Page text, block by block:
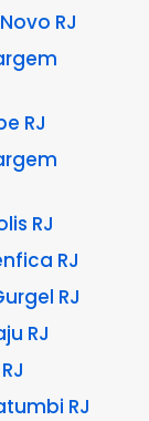
RJ
RJ
RJ
RJ
RJ
RJ
RJ